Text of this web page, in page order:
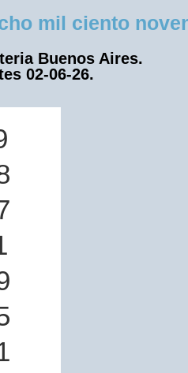
mil ciento
Buenos Aires.
02-06-26.